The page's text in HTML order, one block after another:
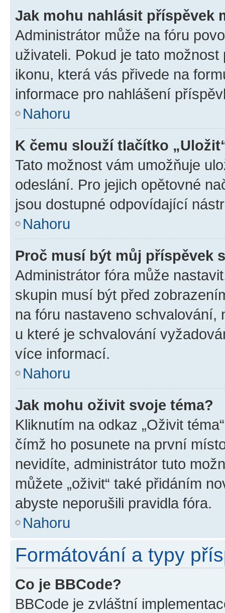
Jak mohu nahlásit příspěvek
Administrátor může na fóru
uživateli. Pokud je tato
ikonu, která vás přivede na
informace pro nahlášení
Nahoru
K čemu slouží tlačítko
Tato možnost vám umožňuje
odeslání. Pro jejich opětovné
jsou dostupné odpovídající
Nahoru
Proč musí být můj příspěvek
Administrátor fóra může
skupin musí být před
na fóru nastaveno schvalování,
u které je schvalování
více informací.
Nahoru
Jak mohu oživit svoje téma?
Kliknutím na odkaz „Oživit
čímž ho posunete na první
nevidíte, administrátor tuto
můžete „oživit“ také přidáním
abyste neporušili pravidla fóra.
Nahoru
Formátování a typy
Co je BBCode?
BBCode je zvláštní